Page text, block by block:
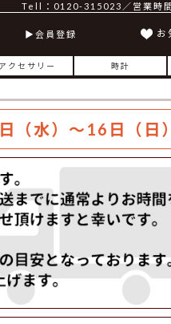
Tell：0120-315023／営業時
会員登録 お
アクセサリー 時計
水）～16日（日）